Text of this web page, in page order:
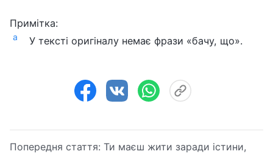
Примітка:
a У тексті оригіналу немає фрази «бачу, що».
Попередня стаття: Ти маєш жити заради істини,